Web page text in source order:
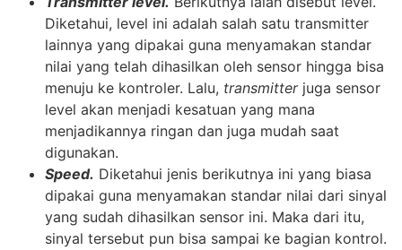
Diketahui, level ini adalah salah satu transmitter
lainnya yang dipakai guna menyamakan standar
nilai yang telah dihasilkan oleh sensor hingga bisa
menuju ke kontroler. Lalu, transmitterjuga sensor
level akan menjadi kesatuan yang mana
menjadikannya ringan dan juga mudah saat
digunakan.
Speed. Diketahui jenis berikutnya ini yang biasa
dipakai guna menyamakan standar nilai dari sinyal
yang sudah dihasilkan sensor ini. Maka dari itu,
sinyal tersebut pun bisa sampai ke bagian kontrol.